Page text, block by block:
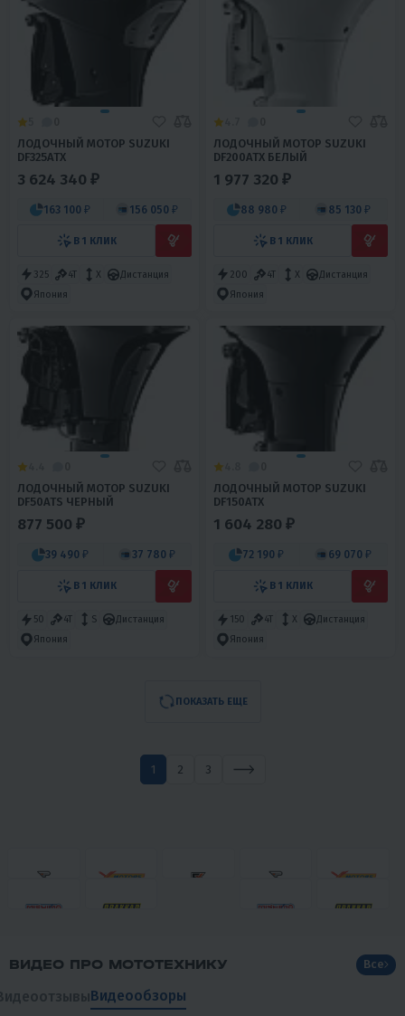
ЛОДОЧНЫЙ МОТОР SUZUKI
DF325ATX
3 624 340 ₽
163 100 ₽ 156 050 ₽
В 1 КЛИК
325 4T X
Дистанция
Япония
ЛОДОЧНЫЙ МОТОР SUZUKI
DF200ATX БЕЛЫЙ
1 977 320 ₽
88 980 ₽ 85 130 ₽
В 1 КЛИК
200 4T X
Дистанция
Япония
ЛОДОЧНЫЙ МОТОР SUZUKI
DF50ATS ЧЕРНЫЙ
877 500 ₽
39 490 ₽ 37 780 ₽
В 1 КЛИК
50 4T S
Дистанция
Япония
ЛОДОЧНЫЙ МОТОР SUZUKI
DF150ATX
1 604 280 ₽
72 190 ₽ 69 070 ₽
В 1 КЛИК
150 4T X
Дистанция
Япония
ПОКАЗАТЬ ЕЩЕ
1 2 3
ВИДЕО ПРО МОТОТЕХНИКУ
Видеообзоры
Все